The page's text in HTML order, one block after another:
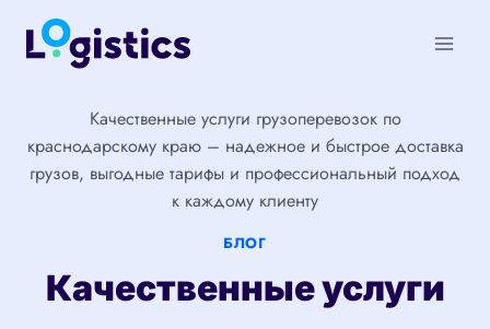
Перейти
Качественные услуги грузоперевозок по
краснодарскому краю – надежное и быстрое доставка
грузов, выгодные тарифы и профессиональный подход
к каждому клиенту
БЛОГ
Качественные услуги